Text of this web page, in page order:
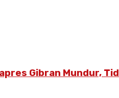
Gibran Mundur,